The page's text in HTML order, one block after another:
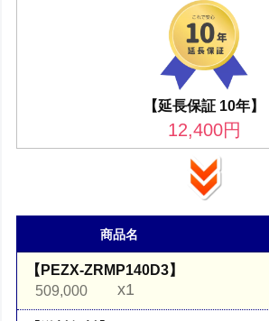
【延長保証 10年】
12,400円
商品名
【PEZX-ZRMP140D3】
509,000
x1